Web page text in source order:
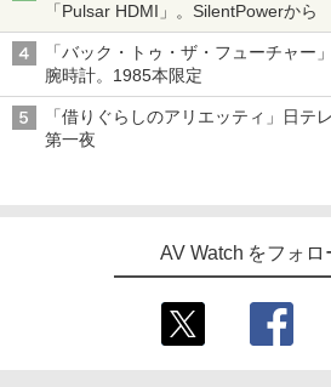
「Pulsar HDMI」。SilentPowerから
「バック・トゥ・ザ・フューチャー
腕時計。1985本限定
「借りぐらしのアリエッティ」日テ
第一夜
AV Watch をフォロ